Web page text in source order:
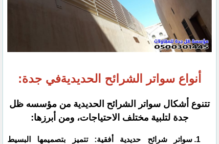
أنواع سواتر الشرائح الحديديةفي جدة:
تتنوع أشكال سواتر الشرائح الحديدية من مؤسسه ظل
جدة لتلبية مختلف الاحتياجات، ومن أبرزها:
سواتر شرائح حديدية أفقية: تتميز بتصميمها البسيط